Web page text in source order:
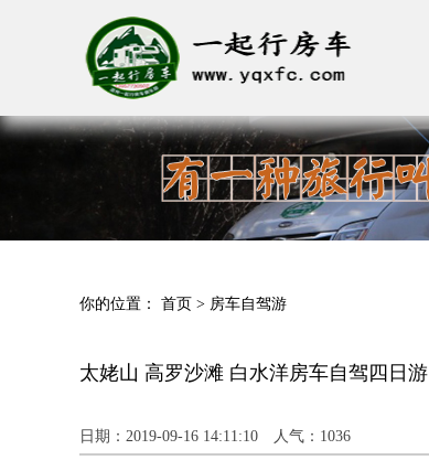
你的位置： 首页 > 房车自驾游
太姥山 高罗沙滩 白水洋房车自驾四日游
日期：2019-09-16 14:11:10 人气： 1036